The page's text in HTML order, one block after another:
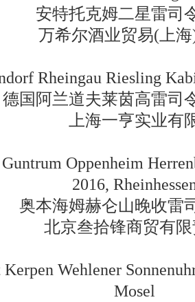
安特托克姆二星雷司
万希尔酒业贸易(上海
Rheingau Riesling
阿兰道夫莱茵高雷司
上海一亨实业有
Oppenheim
2016,
本海姆赫仑山晚收雷
北京叁拾锋商贸有限
Wehlener Sonnenuhr
Mosel